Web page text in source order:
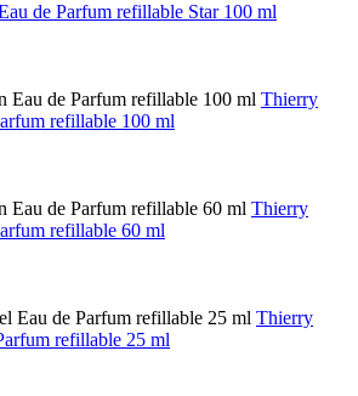
de Parfum refillable Star 100 ml
Thierry
refillable 100 ml
Thierry
refillable 60 ml
Thierry
refillable 25 ml